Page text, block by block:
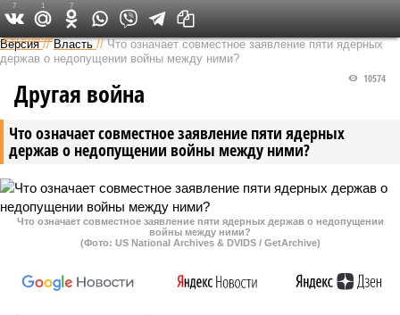
Федеральный выпуск
Версия //Власть //Что означает совместное заявление пяти ядерных
держав о недопущении войны между ними?
Что означает совместное заявление пяти ядерных
держав о недопущении войны между ними?
10574
Другая война
Что означает совместное заявление пяти ядерных держав о недопущении
войны между ними?
(Фото: US National Archives & DVIDS / GetArchive)
7 1 7